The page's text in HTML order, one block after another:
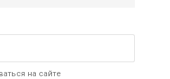
на сайте